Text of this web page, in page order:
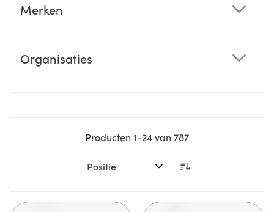
Merken
Organisaties
Producten1-24van787
Sorteer op: